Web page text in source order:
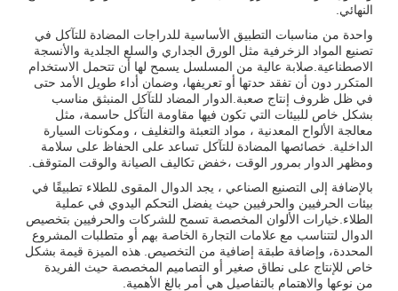
النهائي.
واحدة من مناسبات التطبيق الأساسية للدراجات المضادة للتآكل في
تصنيع المواد الزخرفية مثل الورق الجداري والسلع الجلدية والأنسجة
الاصطناعية.صلابة عالية من المسلسل يسمح لها أن تتحمل الاستخدام
المتكرر دون أن تفقد حدتها أو تعريفها، وضمان أداء طويل الأمد حتى
في ظل ظروف إنتاج صعبة.الدوار المضاد للتآكل المنبثق مناسب
بشكل خاص للبيئات التي تكون فيها مقاومة التآكل حاسمة، مثل
معالجة الألواح المعدنية ، مواد التعبئة والتغليف ، ومكونات السيارة
الداخلية. خصائصها المضادة للتآكل تساعد على الحفاظ على سلامة
ومظهر الدوار بمرور الوقت ،خفض تكاليف الصيانة والوقت المتوقف.
بالإضافة إلى التصنيع الصناعي ، يجد الدوال المقوى للطلاء تطبيقًا في
بيئات الحرفيين والحرفيين حيث يفضل التحكم اليدوي في عملية
الطلاء.خيارات الألوان المخصصة تسمح للشركات والحرفيين بتخصيص
الدوال لتتناسب مع علامات التجارة الخاصة بهم أو متطلبات المشروع
المحددة، وإضافة طبقة إضافية من التخصيص. هذه الميزة قيمة بشكل
خاص للإنتاج على نطاق صغير أو التصاميم المخصصة حيث الفريدة
من نوعها والاهتمام بالتفاصيل هي أمر بالغ الأهمية.